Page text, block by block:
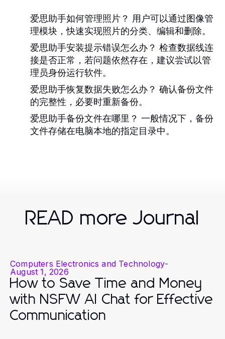
爱思助手如何管理照片？ 用户可以通过图像管
理模块，快速实现照片的分类、编辑和删除。
爱思助手安装提示错误怎么办？ 检查数据线连
接是否正常，若问题依然存在，建议尝试以管
理员身份运行软件。
爱思助手恢复数据失败怎么办？ 确认备份文件
的完整性，必要时重新备份。
爱思助手备份文件在哪里？ 一般情况下，备份
文件存储在电脑本地的指定目录中。
READ more Journal
Computers Electronics and Technology-
August 1, 2026
How to Save Time and Money
with NSFW AI Chat for Effective
Communication